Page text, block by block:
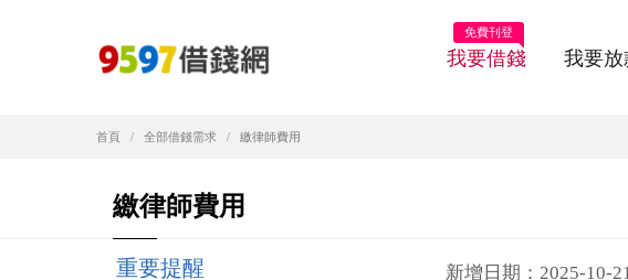
我要借錢
免費刊登
我要放
首頁 全部借錢需求 繳律師費用
繳律師費用
重要提醒 新增日期：2025-10-